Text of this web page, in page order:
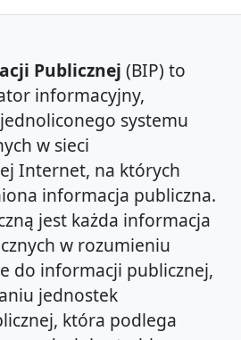
Publicznej (BIP) to
informacyjny,
systemu
w sieci
Internet, na których
informacja publiczna.
jest każda informacja
w rozumieniu
do informacji publicznej,
jednostek
która podlega